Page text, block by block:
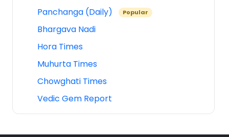
Panchanga (Daily)
Popular
Bhargava Nadi
Hora Times
Muhurta Times
Chowghati Times
Vedic Gem Report